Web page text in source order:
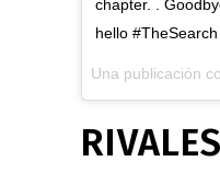
chapter. .
hello
Una publicación